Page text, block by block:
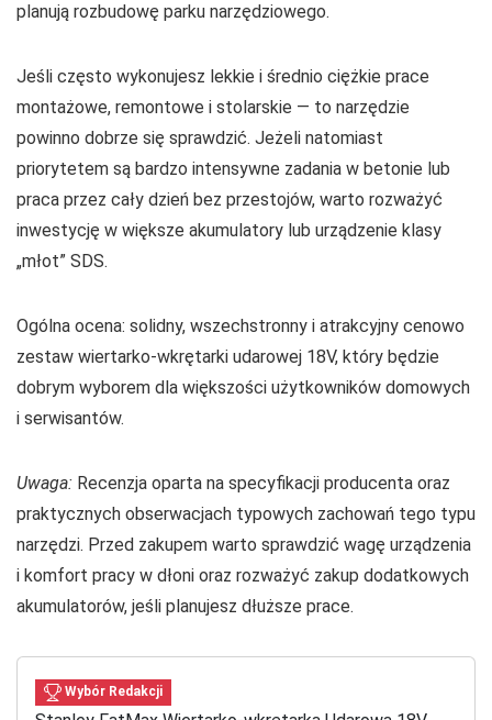
planują rozbudowę parku narzędziowego.
Jeśli często wykonujesz lekkie i średnio ciężkie prace
montażowe, remontowe i stolarskie — to narzędzie
powinno dobrze się sprawdzić. Jeżeli natomiast
priorytetem są bardzo intensywne zadania w betonie lub
praca przez cały dzień bez przestojów, warto rozważyć
inwestycję w większe akumulatory lub urządzenie klasy
„młot” SDS.
Ogólna ocena: solidny, wszechstronny i atrakcyjny cenowo
zestaw wiertarko-wkrętarki udarowej 18V, który będzie
dobrym wyborem dla większości użytkowników domowych
i serwisantów.
Uwaga: Recenzja oparta na specyfikacji producenta oraz
praktycznych obserwacjach typowych zachowań tego typu
narzędzi. Przed zakupem warto sprawdzić wagę urządzenia
i komfort pracy w dłoni oraz rozważyć zakup dodatkowych
akumulatorów, jeśli planujesz dłuższe prace.
Wybór Redakcji